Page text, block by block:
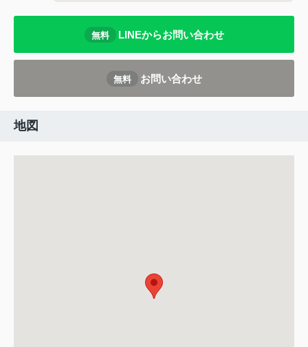
無料 LINEからお問い合わせ
無料 お問い合わせ
地図